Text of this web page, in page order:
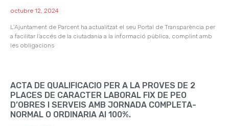
octubre 12, 2024
L’Ajuntament de Parcent ha actualitzat el seu Portal de Transparència per
a facilitar l’accés de la ciutadania a la informació pública, complint amb
les obligacions
ACTA DE QUALIFICACIO PER A LA PROVES DE 2
PLACES DE CARACTER LABORAL FIX DE PEO
D’OBRES I SERVEIS AMB JORNADA COMPLETA-
NORMAL O ORDINARIA Al 100%.